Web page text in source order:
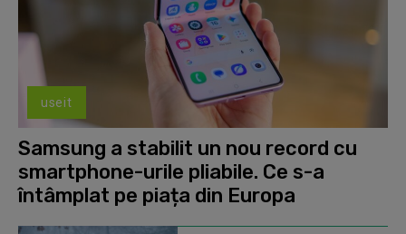
useit
Samsung a stabilit un nou record cu
smartphone-urile pliabile. Ce s-a
întâmplat pe piața din Europa